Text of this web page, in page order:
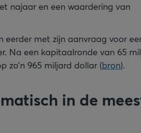
najaar en een waardering van
eerder met zijn aanvraag voor
Na een kapitaalronde van 65
zo’n 965 miljard dollar (bron).
in de